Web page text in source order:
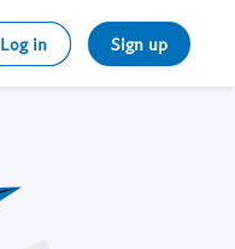
Log in Sign up